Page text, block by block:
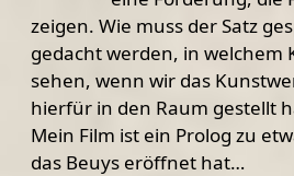
zeigen. Wie muss der Satz
gedacht werden, in welchem
sehen, wenn wir das
hierfür in den Raum gestellt
Mein Film ist ein Prolog zu
das Beuys eröffnet hat…